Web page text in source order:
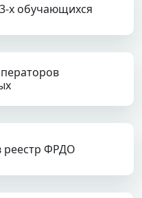
х обучающихся
реестр ФРДО